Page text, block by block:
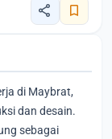
share bookmark
di Maybrat,
dan desain.
sebagai